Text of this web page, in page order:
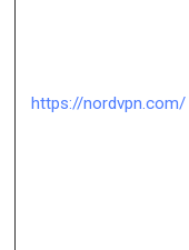
https://nordvpn.com/